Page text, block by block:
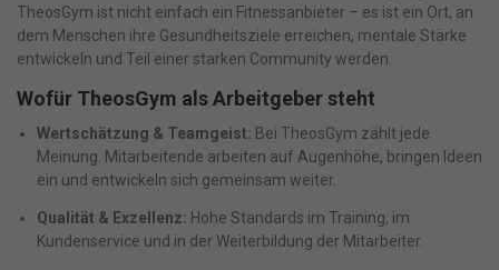
TheosGym ist nicht einfach ein Fitnessanbieter – es ist ein Ort, an
dem Menschen ihre Gesundheitsziele erreichen, mentale Stärke
entwickeln und Teil einer starken Community werden.
Wofür TheosGym als Arbeitgeber steht
Wertschätzung & Teamgeist: Bei TheosGym zählt jede
Meinung. Mitarbeitende arbeiten auf Augenhöhe, bringen Ideen
ein und entwickeln sich gemeinsam weiter.
Qualität & Exzellenz: Hohe Standards im Training, im
Kundenservice und in der Weiterbildung der Mitarbeiter.